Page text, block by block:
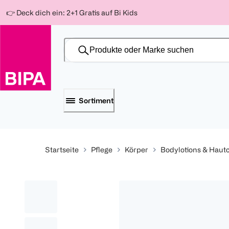
-10%
Für
150 Ös
-15%
Für
300 Ös
-20%
Für
500 Ös
zum
👉 Deck dich ein: 2+1 Gratis auf Bi Kids
Sortiment
Startseite Pflege Körper Bodylotions &